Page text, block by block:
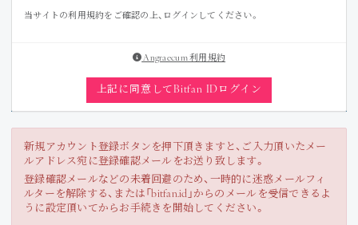
Join
Photo
Movie
Wallpaper
当サイトの利用規約をご確認の上、ログインしてください。
Angraecum 利用規約
上記に同意してBitfan IDログイン
新規アカウント登録ボタンを押下頂きますと、ご入力頂いたメー
ルアドレス宛に登録確認メールをお送り致します。
登録確認メールなどの未着回避のため、一時的に迷惑メールフィ
ルターを解除する、または「bitfan.id」からのメールを受信できるよ
うに設定頂いてからお手続きを開始してください。